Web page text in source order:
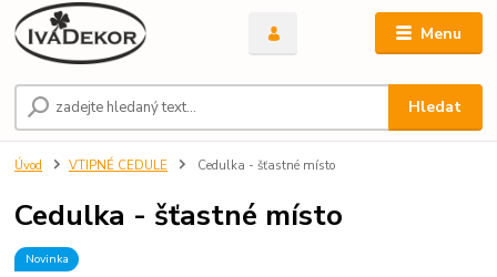
Menu
Hledat
Úvod VTIPNÉ CEDULE Cedulka - šťastné místo
Cedulka - šťastné místo
Novinka